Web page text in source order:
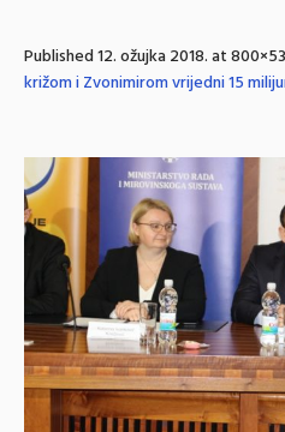
Published12. ožujka 2018.at
križom i Zvonimirom vrijedni 15